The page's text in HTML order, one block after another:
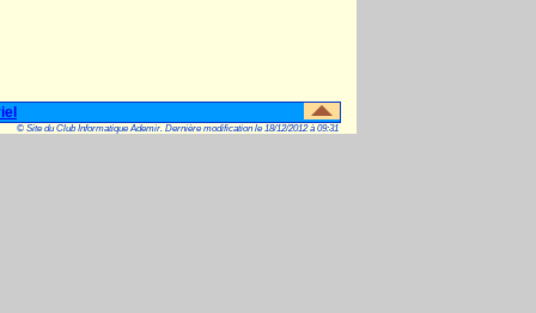
© Site du Club Informatique Ademir. Dernière modification le 18/12/2012 à 09:31